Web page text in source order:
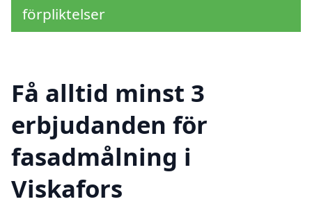
förpliktelser
Få alltid minst 3
erbjudanden för
fasadmålning i
Viskafors